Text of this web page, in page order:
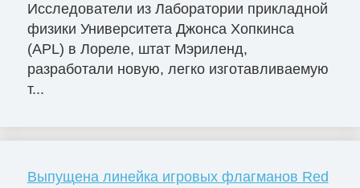
Исследователи из Лаборатории прикладной
физики Университета Джонса Хопкинса
(APL) в Лореле, штат Мэриленд,
разработали новую, легко изготавливаемую
т...
Выпущена линейка игровых флагманов Red